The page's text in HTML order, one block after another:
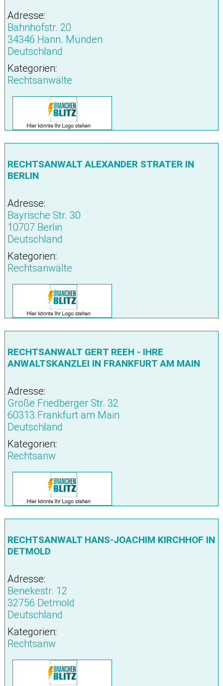
Adresse:
Bahnhofstr. 20
34346 Hann. Münden
Deutschland
Kategorien:
Rechtsanwälte
RECHTSANWALT ALEXANDER STRATER IN
BERLIN
Adresse:
Bayrische Str. 30
10707 Berlin
Deutschland
Kategorien:
Rechtsanwälte
RECHTSANWALT GERT REEH - IHRE
ANWALTSKANZLEI IN FRANKFURT AM MAIN
Adresse:
Große Friedberger Str. 32
60313 Frankfurt am Main
Deutschland
Kategorien:
Rechtsanw
RECHTSANWALT HANS-JOACHIM KIRCHHOF IN
DETMOLD
Adresse:
Benekestr. 12
32756 Detmold
Deutschland
Kategorien:
Rechtsanw